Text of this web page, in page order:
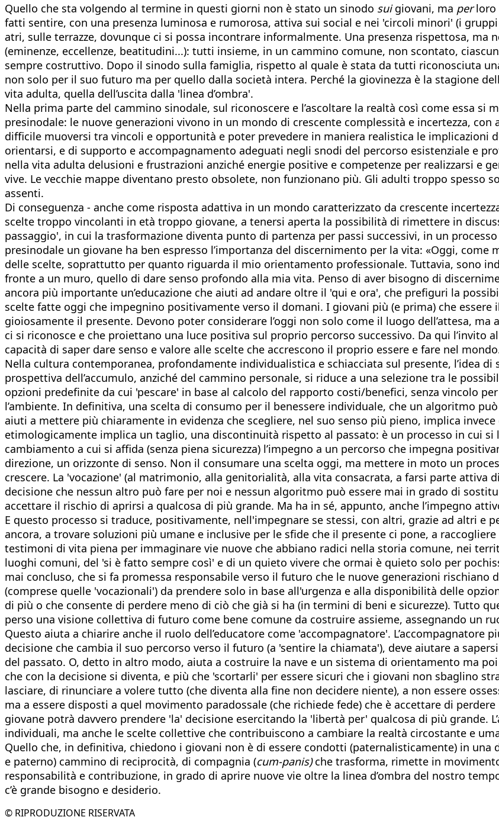
Quello che sta volgendo al termine in questi giorni non è stato un sinodo suigiovani, ma perloro
fatti sentire, con una presenza luminosa e rumorosa, attiva sui social e nei 'circoli minori' (i
atri, sulle terrazze, dovunque ci si possa incontrare informalmente. Una presenza rispettosa,
(eminenze, eccellenze, beatitudini...): tutti insieme, in un cammino comune, non scontato,
sempre costruttivo. Dopo il sinodo sulla famiglia, rispetto al quale è stata da tutti riconosciuta
non solo per il suo futuro ma per quello dalla società intera. Perché la giovinezza è la stagione
vita adulta, quella dell’uscita dalla 'linea d’ombra'.
Nella prima parte del cammino sinodale, sul riconoscere e l’ascoltare la realtà così come essa si
presinodale: le nuove generazioni vivono in un mondo di crescente complessità e incertezza,
difficile muoversi tra vincoli e opportunità e poter prevedere in maniera realistica le implicazioni
orientarsi, e di supporto e accompagnamento adeguati negli snodi del percorso esistenziale e
nella vita adulta delusioni e frustrazioni anziché energie positive e competenze per realizzarsi e
vive. Le vecchie mappe diventano presto obsolete, non funzionano più. Gli adulti troppo spesso
assenti.
Di conseguenza - anche come risposta adattiva in un mondo caratterizzato da crescente
scelte troppo vincolanti in età troppo giovane, a tenersi aperta la possibilità di rimettere in
passaggio', in cui la trasformazione diventa punto di partenza per passi successivi, in un
presinodale un giovane ha ben espresso l’importanza del discernimento per la vita: «Oggi,
delle scelte, soprattutto per quanto riguarda il mio orientamento professionale. Tuttavia, sono
fronte a un muro, quello di dare senso profondo alla mia vita. Penso di aver bisogno di
ancora più importante un’educazione che aiuti ad andare oltre il 'qui e ora', che prefiguri la
scelte fatte oggi che impegnino positivamente verso il domani. I giovani più (e prima) che
gioiosamente il presente. Devono poter considerare l’oggi non solo come il luogo dell’attesa,
ci si riconosce e che proiettano una luce positiva sul proprio percorso successivo. Da qui l’invito
capacità di saper dare senso e valore alle scelte che accrescono il proprio essere e fare nel
Nella cultura contemporanea, profondamente individualistica e schiacciata sul presente, l’idea di
prospettiva dell’accumulo, anziché del cammino personale, si riduce a una selezione tra le
opzioni predefinite da cui 'pescare' in base al calcolo del rapporto costi/benefici, senza vincolo
l’ambiente. In definitiva, una scelta di consumo per il benessere individuale, che un algoritmo
aiuti a mettere più chiaramente in evidenza che scegliere, nel suo senso più pieno, implica
etimologicamente implica un taglio, una discontinuità rispetto al passato: è un processo in cui si
cambiamento a cui si affida (senza piena sicurezza) l’impegno a un percorso che impegna
direzione, un orizzonte di senso. Non il consumare una scelta oggi, ma mettere in moto un
crescere. La 'vocazione' (al matrimonio, alla genitorialità, alla vita consacrata, a farsi parte attiva
decisione che nessun altro può fare per noi e nessun algoritmo può essere mai in grado di
accettare il rischio di aprirsi a qualcosa di più grande. Ma ha in sé, appunto, anche l’impegno
E questo processo si traduce, positivamente, nell'impegnare se stessi, con altri, grazie ad altri e
ancora, a trovare soluzioni più umane e inclusive per le sfide che il presente ci pone, a
testimoni di vita piena per immaginare vie nuove che abbiano radici nella storia comune, nei
luoghi comuni, del 'si è fatto sempre così' e di un quieto vivere che ormai è quieto solo per
mai concluso, che si fa promessa responsabile verso il futuro che le nuove generazioni
(comprese quelle 'vocazionali') da prendere solo in base all'urgenza e alla disponibilità delle
di più o che consente di perdere meno di ciò che già si ha (in termini di beni e sicurezze). Tutto
perso una visione collettiva di futuro come bene comune da costruire assieme, assegnando un
Questo aiuta a chiarire anche il ruolo dell’educatore come 'accompagnatore'. L’accompagnatore
decisione che cambia il suo percorso verso il futuro (a 'sentire la chiamata'), deve aiutare a
del passato. O, detto in altro modo, aiuta a costruire la nave e un sistema di orientamento ma
che con la decisione si diventa, e più che 'scortarli' per essere sicuri che i giovani non sbaglino
lasciare, di rinunciare a volere tutto (che diventa alla fine non decidere niente), a non essere
ma a essere disposti a quel movimento paradossale (che richiede fede) che è accettare di
giovane potrà davvero prendere 'la' decisione esercitando la 'libertà per' qualcosa di più grande.
individuali, ma anche le scelte collettive che contribuiscono a cambiare la realtà circostante e
Quello che, in definitiva, chiedono i giovani non è di essere condotti (paternalisticamente) in
e paterno) cammino di reciprocità, di compagnia (cum-panis)che trasforma, rimette in
responsabilità e contribuzione, in grado di aprire nuove vie oltre la linea d’ombra del nostro
c’è grande bisogno e desiderio.
© RIPRODUZIONE RISERVATA